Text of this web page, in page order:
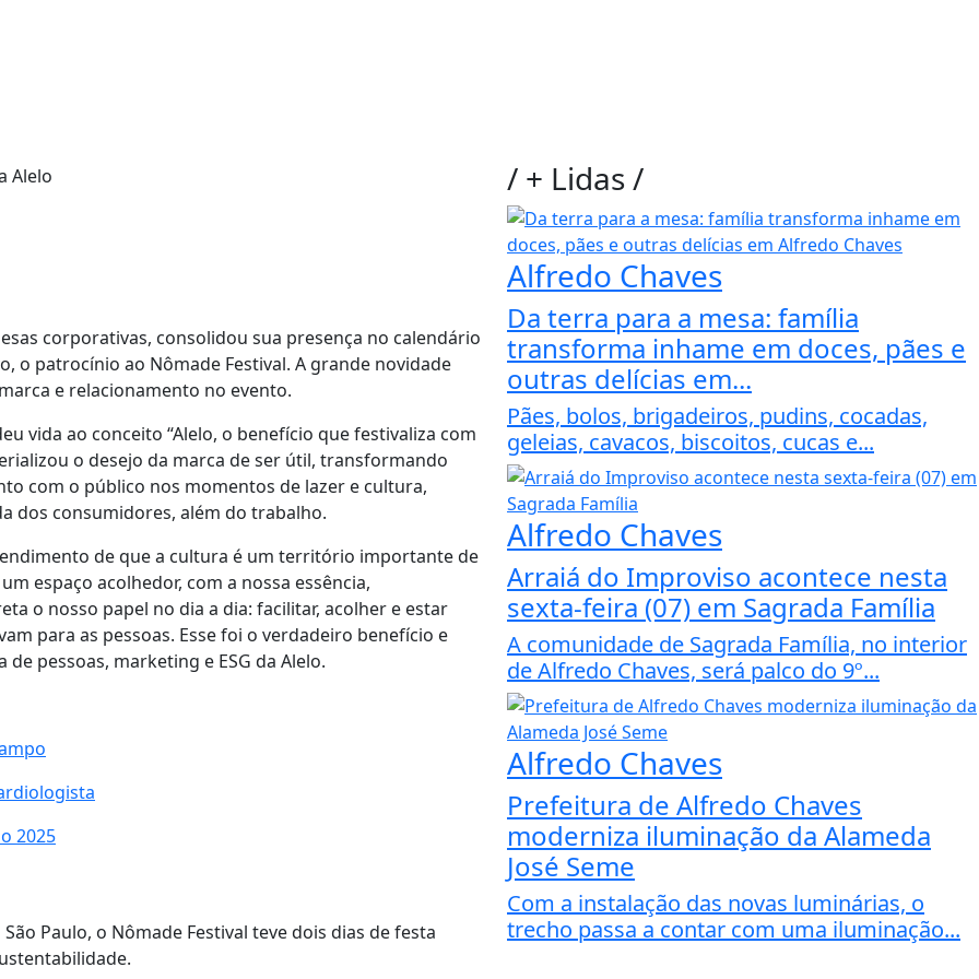
corporativas, consolidou sua presença no calendário
o patrocínio ao Nômade Festival. A grande novidade
e relacionamento no evento.
vida ao conceito “Alelo, o benefício que festivaliza com
o desejo da marca de ser útil, transformando
com o público nos momentos de lazer e cultura,
dos consumidores, além do trabalho.
de que a cultura é um território importante de
espaço acolhedor, com a nossa essência,
o nosso papel no dia a dia: facilitar, acolher e estar
para as pessoas. Esse foi o verdadeiro benefício e
pessoas, marketing e ESG da Alelo.
2025
Paulo, o Nômade Festival teve dois dias de festa
/ + Lidas/
Alfredo Chaves
Da terra para a mesa: família
transforma inhame em doces, pães e
outras delícias em...
Pães, bolos, brigadeiros, pudins, cocadas,
geleias, cavacos, biscoitos, cucas e...
Alfredo Chaves
Arraiá do Improviso acontece nesta
sexta-feira (07) em Sagrada Família
A comunidade de Sagrada Família, no interior
de Alfredo Chaves, será palco do 9º...
Alfredo Chaves
Prefeitura de Alfredo Chaves
moderniza iluminação da Alameda
José Seme
Com a instalação das novas luminárias, o
trecho passa a contar com uma iluminação...